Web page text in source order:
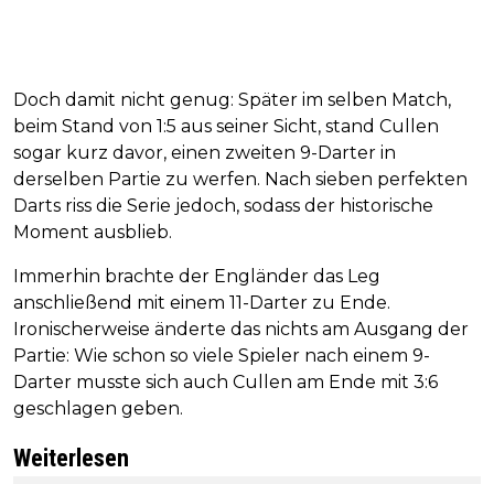
Doch damit nicht genug: Später im selben Match,
beim Stand von 1:5 aus seiner Sicht, stand Cullen
sogar kurz davor, einen zweiten 9-Darter in
derselben Partie zu werfen. Nach sieben perfekten
Darts riss die Serie jedoch, sodass der historische
Moment ausblieb.
Immerhin brachte der Engländer das Leg
anschließend mit einem 11-Darter zu Ende.
Ironischerweise änderte das nichts am Ausgang der
Partie: Wie schon so viele Spieler nach einem 9-
Darter musste sich auch Cullen am Ende mit 3:6
geschlagen geben.
Weiterlesen